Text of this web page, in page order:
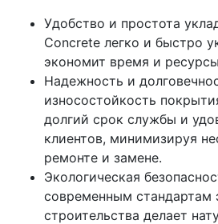
Удобство и простота
Concrete легко и быстро
экономит время и
Надежность и
износостойкость
долгий срок службы и
клиентов, минимизируя
ремонте и замене.
Экологическая
современным стандартам
строительства делает